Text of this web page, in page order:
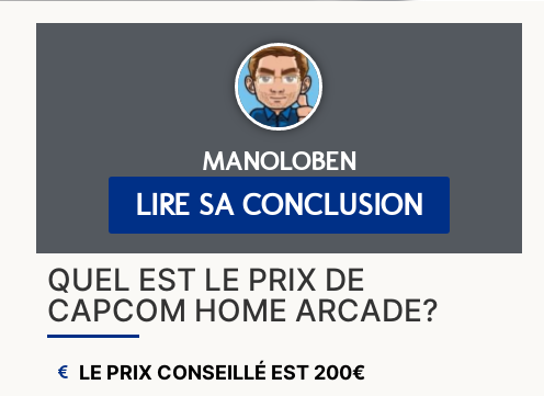
MANOLOBEN
LIRE SA CONCLUSION
QUEL EST LE PRIX DE
CAPCOM HOME ARCADE?
LE PRIX CONSEILLÉ EST 200€